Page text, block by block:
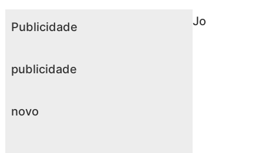
Publicidade
publicidade
novo
Jo